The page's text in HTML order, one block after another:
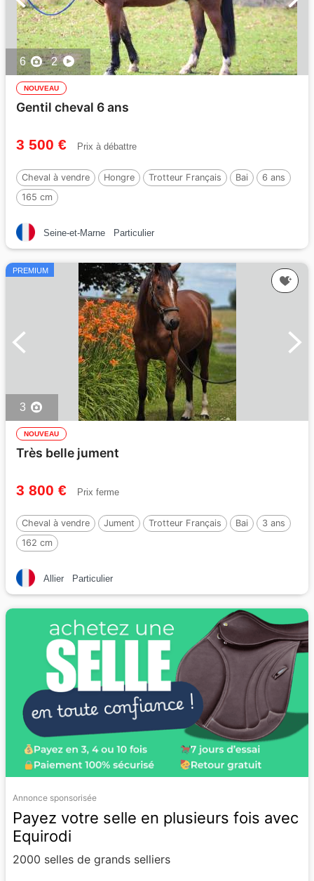
6 2
NOUVEAU
Gentil cheval 6 ans
3 500 € Prix à débattre
Cheval à vendre Hongre Trotteur Français Bai
6 ans
165 cm
Seine-et-Marne Particulier
PREMIUM
3
NOUVEAU
Très belle jument
3 800 € Prix ferme
Cheval à vendre Jument Trotteur Français Bai
3 ans
162 cm
Allier Particulier
Annonce sponsorisée
Payez votre selle en plusieurs fois avec
Equirodi
2000 selles de grands selliers